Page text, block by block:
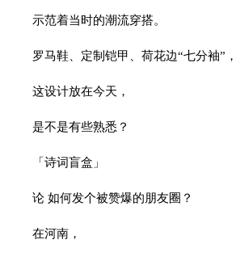
示范着当时的潮流穿搭。
罗马鞋、定制铠甲、荷花边“七分袖”，
这设计放在今天，
是不是有些熟悉？
「诗词盲盒」
论 如何发个被赞爆的朋友圈？
在河南，